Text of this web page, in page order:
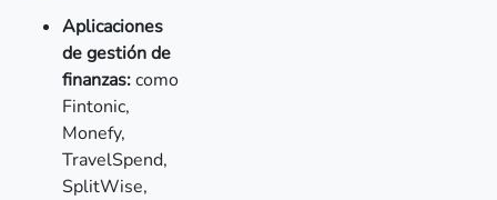
Aplicaciones
de gestión de
finanzas:como
Fintonic,
Monefy,
TravelSpend,
SplitWise,